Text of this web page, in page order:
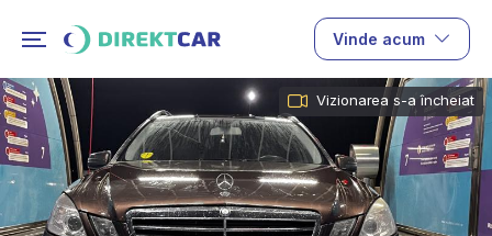
Vinde acum
Vizionarea s-a încheiat